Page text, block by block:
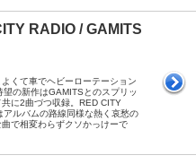
RADIO / GAMITS
くて車でヘビーローテーション
の新作はGAMITSとのスプリッ
共に2曲づつ収録。RED CITY
アルバムの路線同様な熱く哀愁の
で相変わらずクソかっけーで